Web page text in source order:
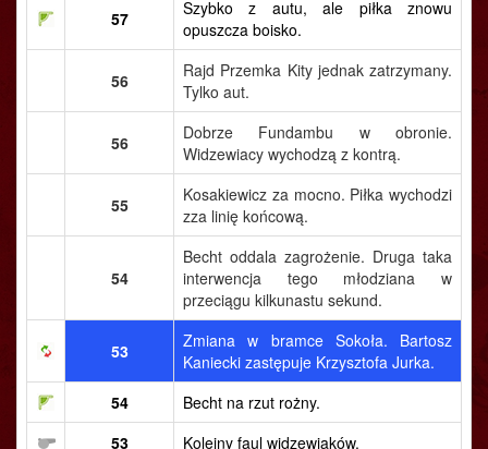
57
Szybko z autu, ale piłka znowu
opuszcza boisko.
56
Rajd Przemka Kity jednak zatrzymany.
Tylko aut.
56
Dobrze Fundambu w obronie.
Widzewiacy wychodzą z kontrą.
55
Kosakiewicz za mocno. Piłka wychodzi
zza linię końcową.
54
Becht oddala zagrożenie. Druga taka
interwencja tego młodziana w
przeciągu kilkunastu sekund.
53
Zmiana w bramce Sokoła. Bartosz
Kaniecki zastępuje Krzysztofa Jurka.
54
Becht na rzut rożny.
53
Kolejny faul widzewiaków.